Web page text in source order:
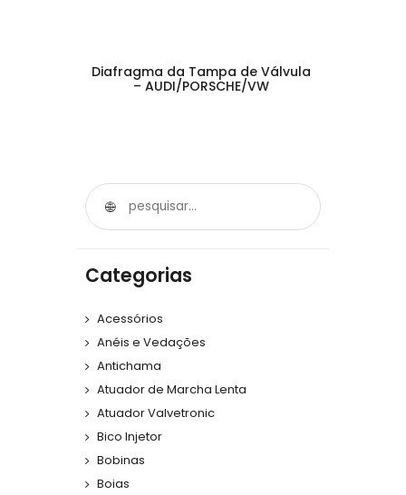
Diafragma da Tampa de Válvula
– AUDI/PORSCHE/VW
Categorias
Acessórios
Anéis e Vedações
Antichama
Atuador de Marcha Lenta
Atuador Valvetronic
Bico Injetor
Bobinas
Boias